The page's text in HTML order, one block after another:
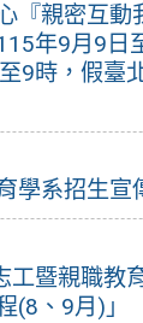
『親密互
年9月9日
9時，假臺
學系招生宣
工暨親職教
(8、9月)」